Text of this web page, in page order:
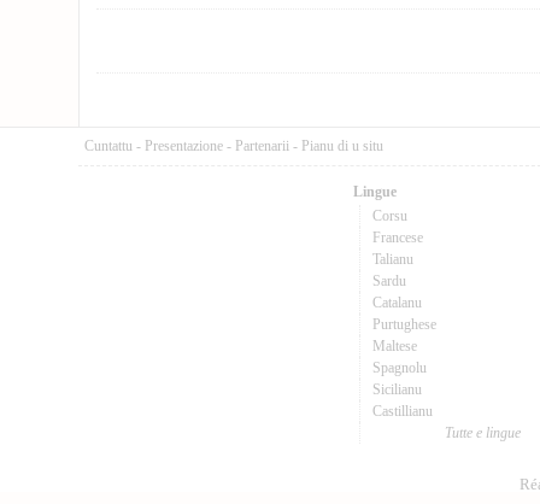
Cuntattu - Presentazione - Partenarii - Pianu di u situ
Lingue
Corsu
Francese
Talianu
Sardu
Catalanu
Purtughese
Maltese
Spagnolu
Sicilianu
Castillianu
Tutte e lingue